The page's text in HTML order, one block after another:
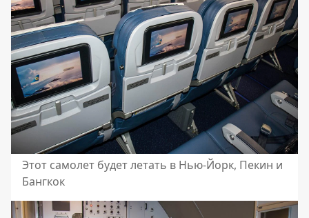
Этот самолет будет летать в Нью-Йорк, Пекин и
Бангкок